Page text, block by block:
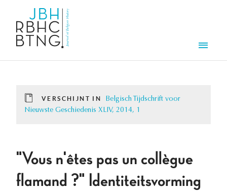
VERSCHIJNT IN
Belgisch Tijdschrift voor
Nieuwste Geschiedenis XLIV, 2014, 1
"Vous n'êtes pas un collègue
flamand ?" Identiteitsvorming